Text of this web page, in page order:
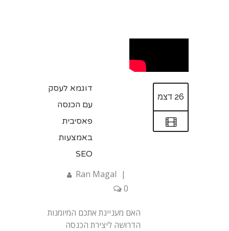
26 דצמ
דוגמא לעסק
עם הכנסה
פאסיבית
באמצעות
SEO
Ran Magal |
0
האם מעניינת אתכם המיומנות
הדרושה ליצירת הכנסה